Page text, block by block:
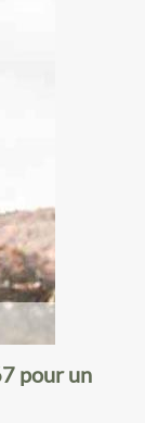
pour un